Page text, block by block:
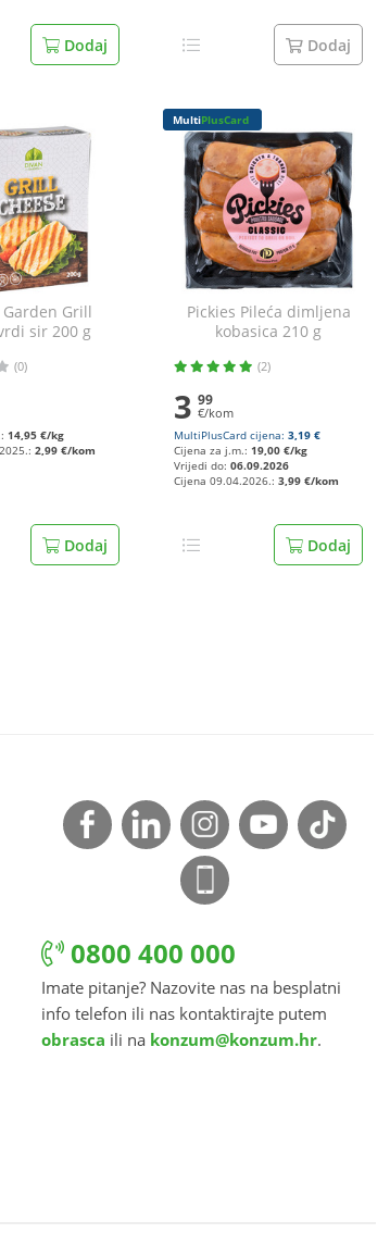
Dodaj Dodaj
Garden Grill
sir 200 g
(0)
14,95 €/kg
2,99 €/kom
Dodaj
MultiPlusCard
Pickies Pileća dimljena
kobasica 210 g
(2)
3 99
€/kom
MultiPlusCard cijena: 3,19 €
Cijena za j.m.: 19,00 €/kg
Vrijedi do: 06.09.2026
Cijena 09.04.2026.: 3,99 €/kom
Dodaj
0800 400 000
Imate pitanje? Nazovite nas na besplatni
info telefon ili nas kontaktirajte putem
obrasca ili na konzum@konzum.hr.